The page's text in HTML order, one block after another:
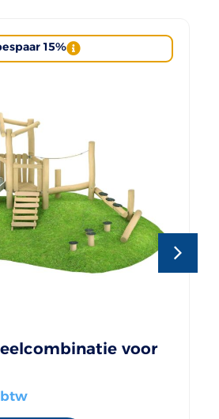
15%
voor
btw